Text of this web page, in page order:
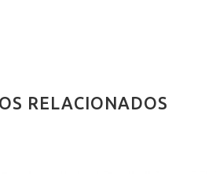
RELACIONADOS